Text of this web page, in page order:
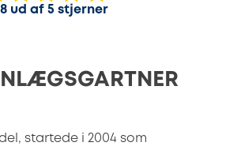
ud af 5 stjerner
startede i 2004 som